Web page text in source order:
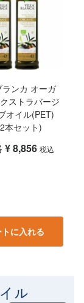
ンカ オーガ
ストラバージ
オイル(PET)
本セット)
¥8,856 税込
に入れる